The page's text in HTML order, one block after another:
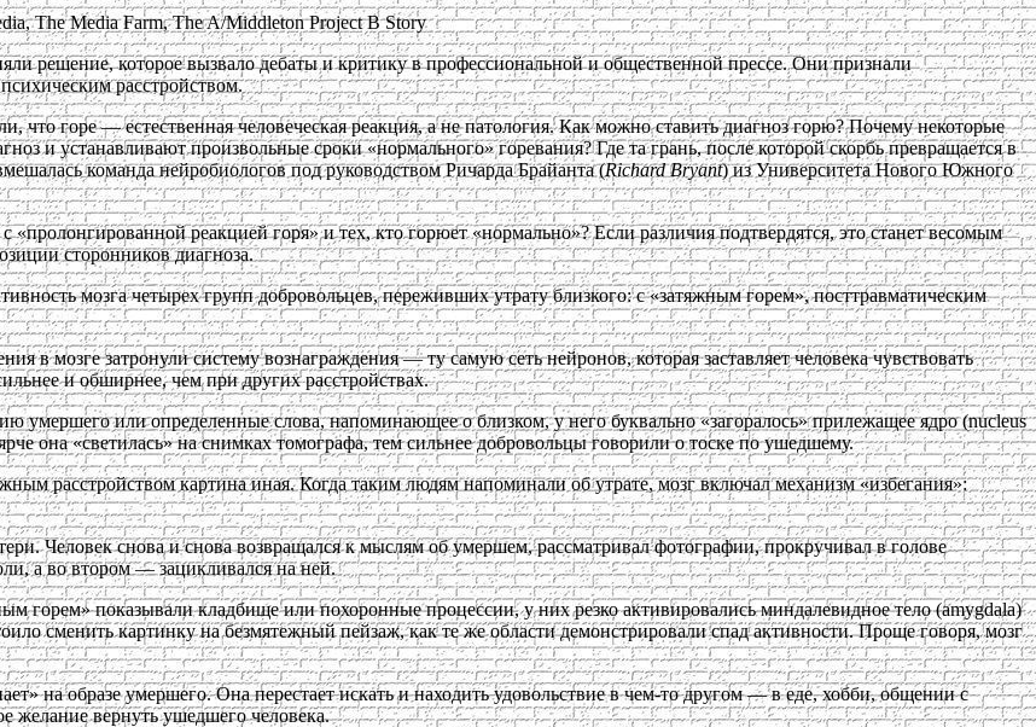
The Media Farm, The A/Middleton Project B Story
решение, которое вызвало дебаты и критику в профессиональной и общественной прессе. Они признали
расстройством.
горе — естественная человеческая реакция, а не патология. Как можно ставить диагноз горю? Почему некоторые
и устанавливают произвольные сроки «нормального» горевания? Где та грань, после которой скорбь превращается в
команда нейробиологов под руководством Ричарда Брайанта (Richard Bryant) из Университета Нового Южного
«пролонгированной реакцией горя» и тех, кто горюет «нормально»? Если различия подтвердятся, это станет весомым
сторонников диагноза.
мозга четырех групп добровольцев, переживших утрату близкого: с «затяжным горем», посттравматическим
в мозге затронули систему вознаграждения — ту самую сеть нейронов, которая заставляет человека чувствовать
и обширнее, чем при других расстройствах.
умершего или определенные слова, напоминающее о близком, у него буквально «загоралось» прилежащее ядро (nucleus
она «светилась» на снимках томографа, тем сильнее добровольцы говорили о тоске по ушедшему.
расстройством картина иная. Когда таким людям напоминали об утрате, мозг включал механизм «избегания»:
Человек снова и снова возвращался к мыслям об умершем, рассматривал фотографии, прокручивал в голове
а во втором — зацикливался на ней.
горем» показывали кладбище или похоронные процессии, у них резко активировались миндалевидное тело (amygdala)
сменить картинку на безмятежный пейзаж, как те же области демонстрировали спад активности. Проще говоря, мозг
на образе умершего. Она перестает искать и находить удовольствие в чем-то другом — в еде, хобби, общении с
желание вернуть ушедшего человека.